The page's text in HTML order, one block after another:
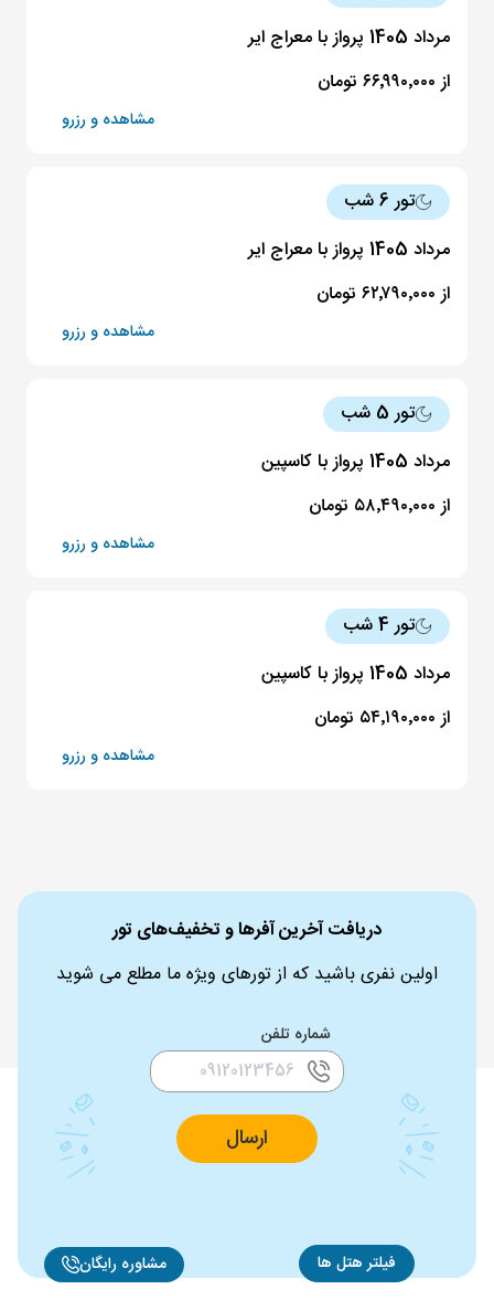
فیلتر هتل ها
مرداد 1405 پرواز با معراج ایر
از ۶۶٬۹۹۰٬۰۰۰ تومان
مشاهده و رزرو
تور 6 شب
مرداد 1405 پرواز با معراج ایر
از ۶۲٬۷۹۰٬۰۰۰ تومان
مشاهده و رزرو
تور 5 شب
مرداد 1405 پرواز با کاسپین
از ۵۸٬۴۹۰٬۰۰۰ تومان
مشاهده و رزرو
تور 4 شب
مرداد 1405 پرواز با کاسپین
از ۵۴٬۱۹۰٬۰۰۰ تومان
مشاهده و رزرو
مشاوره رایگان
دریافت آخرین آفرها و تخفیف‌های تور
اولین نفری باشید که از تورهای ویژه ما مطلع می شوید
شماره تلفن
ارسال